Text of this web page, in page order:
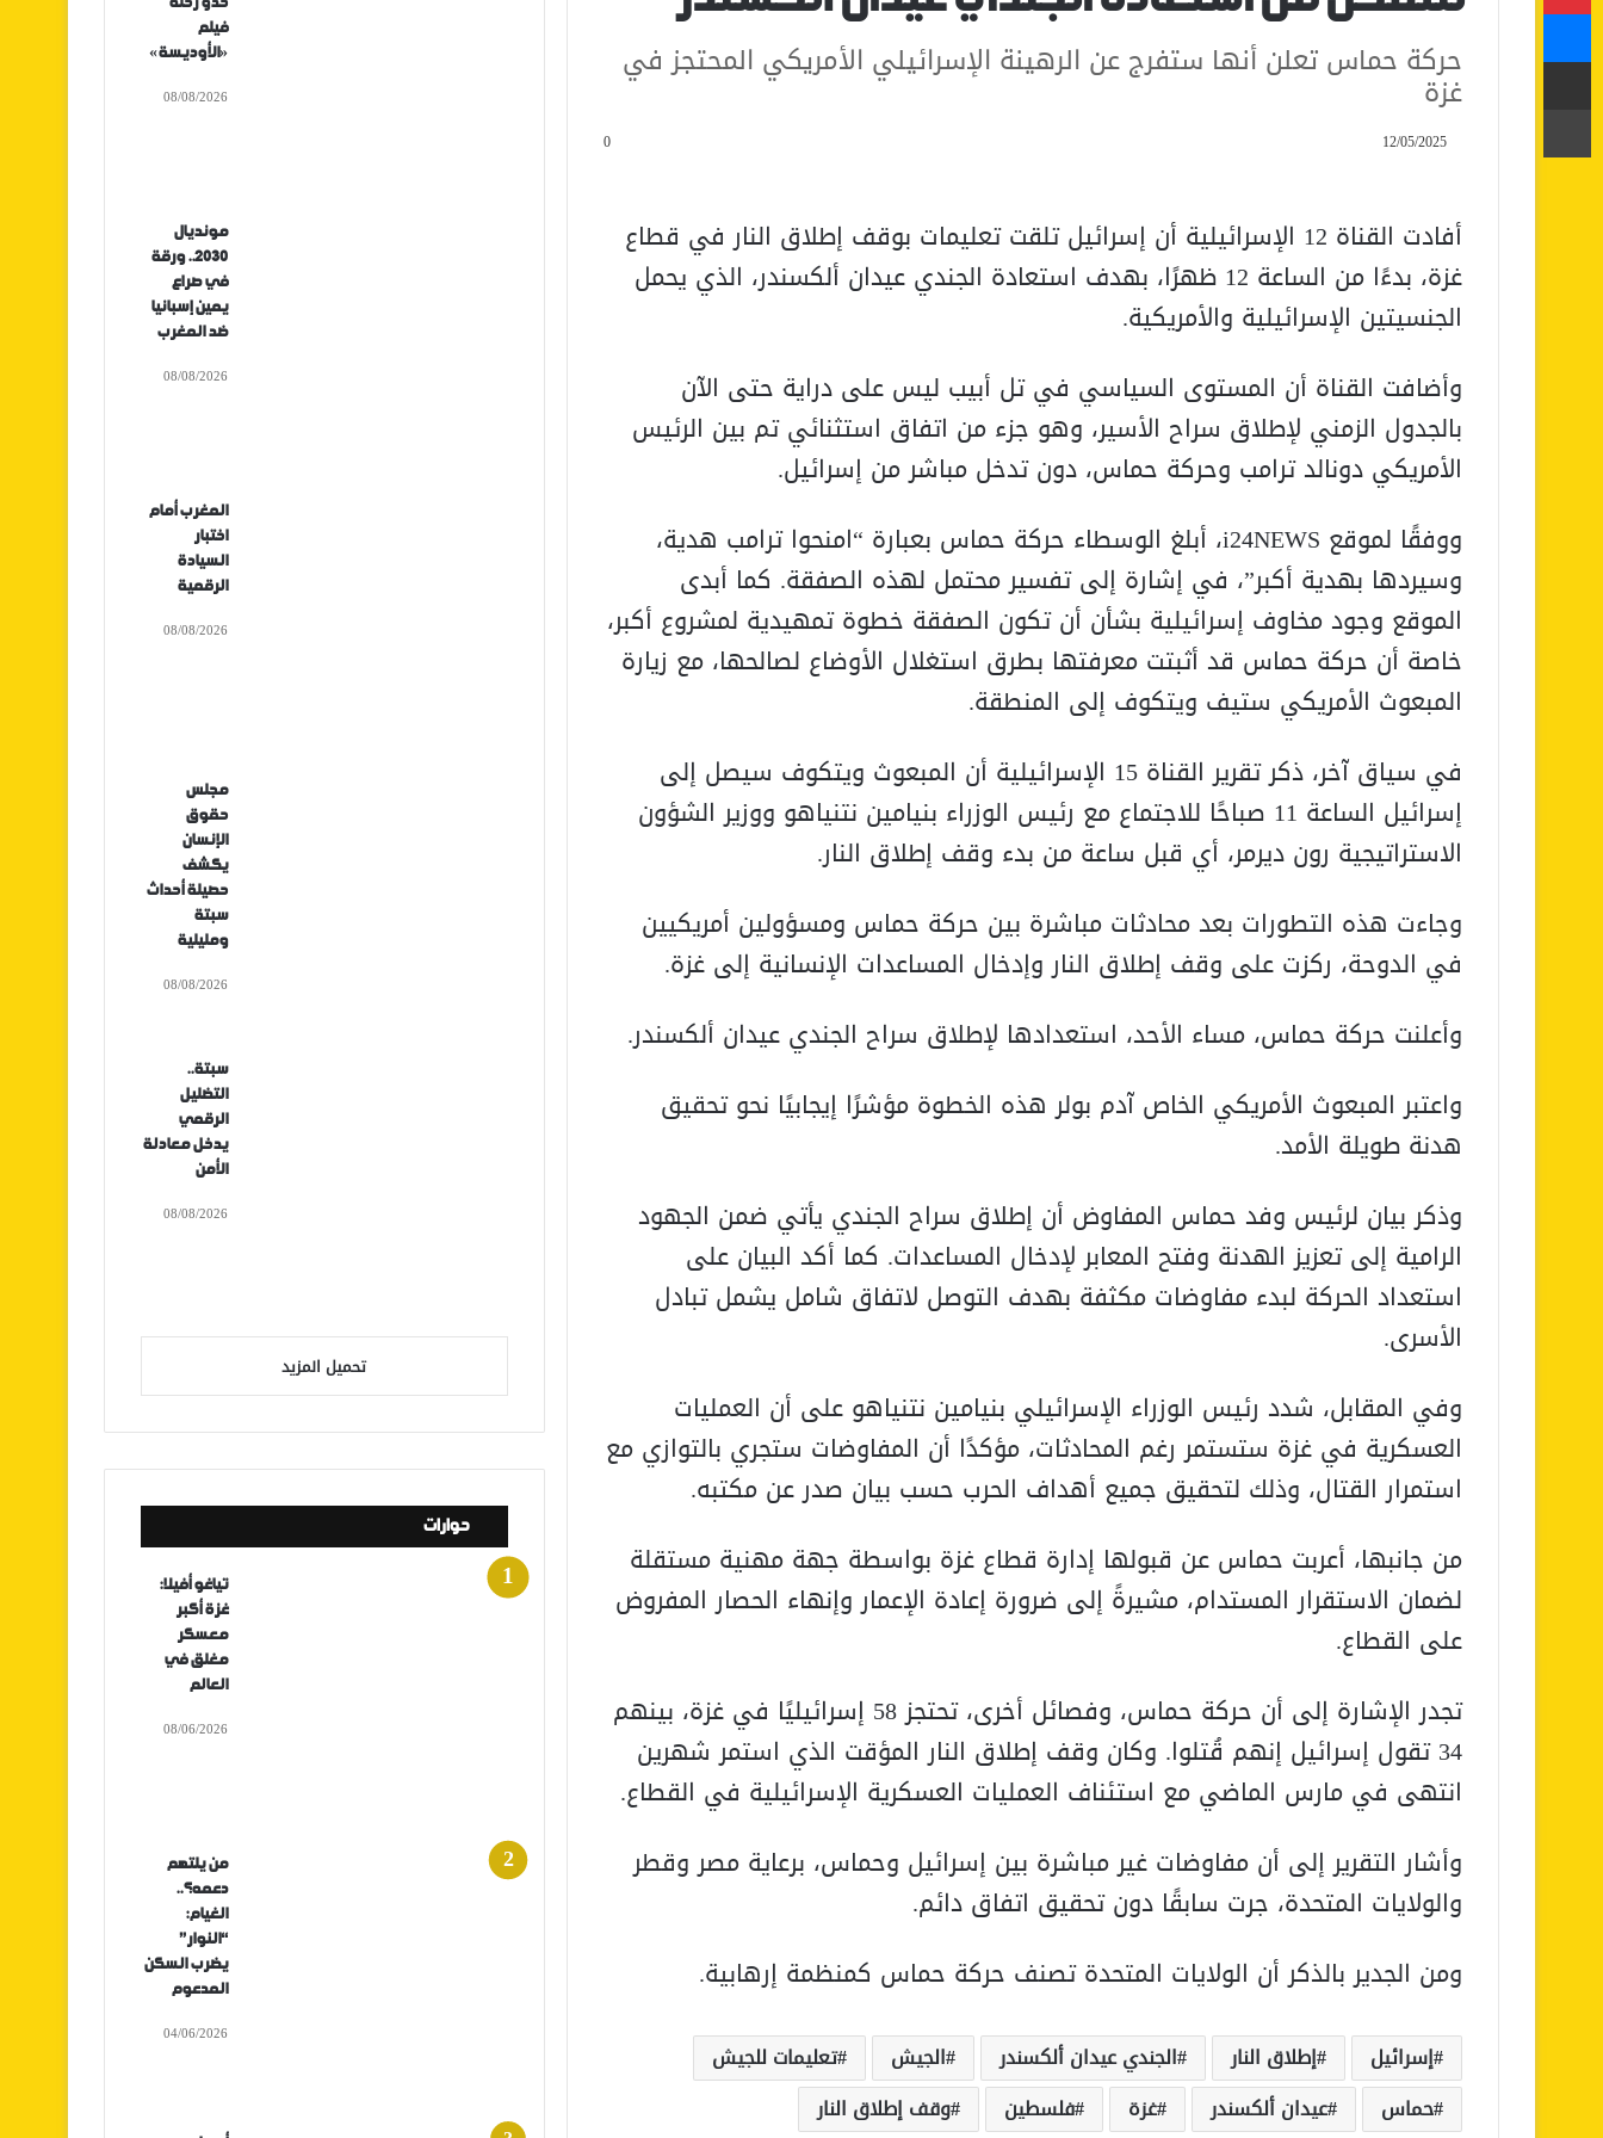
حركة حماس تعلن أنها ستفرج عن الرهينة الإسرائيلي الأمريكي المحتجز في
غزة
12/05/2025
0
أفادت القناة 12 الإسرائيلية أن إسرائيل تلقت تعليمات بوقف إطلاق النار في قطاع
غزة، بدءًا من الساعة 12 ظهرًا، بهدف استعادة الجندي عيدان ألكسندر، الذي يحمل
الجنسيتين الإسرائيلية والأمريكية.
وأضافت القناة أن المستوى السياسي في تل أبيب ليس على دراية حتى الآن
بالجدول الزمني لإطلاق سراح الأسير، وهو جزء من اتفاق استثنائي تم بين الرئيس
الأمريكي دونالد ترامب وحركة حماس، دون تدخل مباشر من إسرائيل.
ووفقًا لموقع i24NEWS، أبلغ الوسطاء حركة حماس بعبارة “امنحوا ترامب هدية،
وسيردها بهدية أكبر”، في إشارة إلى تفسير محتمل لهذه الصفقة. كما أبدى
الموقع وجود مخاوف إسرائيلية بشأن أن تكون الصفقة خطوة تمهيدية لمشروع أكبر،
خاصة أن حركة حماس قد أثبتت معرفتها بطرق استغلال الأوضاع لصالحها، مع زيارة
المبعوث الأمريكي ستيف ويتكوف إلى المنطقة.
في سياق آخر، ذكر تقرير القناة 15 الإسرائيلية أن المبعوث ويتكوف سيصل إلى
إسرائيل الساعة 11 صباحًا للاجتماع مع رئيس الوزراء بنيامين نتنياهو ووزير الشؤون
الاستراتيجية رون ديرمر، أي قبل ساعة من بدء وقف إطلاق النار.
وجاءت هذه التطورات بعد محادثات مباشرة بين حركة حماس ومسؤولين أمريكيين
في الدوحة، ركزت على وقف إطلاق النار وإدخال المساعدات الإنسانية إلى غزة.
وأعلنت حركة حماس، مساء الأحد، استعدادها لإطلاق سراح الجندي عيدان ألكسندر.
واعتبر المبعوث الأمريكي الخاص آدم بولر هذه الخطوة مؤشرًا إيجابيًا نحو تحقيق
هدنة طويلة الأمد.
وذكر بيان لرئيس وفد حماس المفاوض أن إطلاق سراح الجندي يأتي ضمن الجهود
الرامية إلى تعزيز الهدنة وفتح المعابر لإدخال المساعدات. كما أكد البيان على
استعداد الحركة لبدء مفاوضات مكثفة بهدف التوصل لاتفاق شامل يشمل تبادل
الأسرى.
وفي المقابل، شدد رئيس الوزراء الإسرائيلي بنيامين نتنياهو على أن العمليات
العسكرية في غزة ستستمر رغم المحادثات، مؤكدًا أن المفاوضات ستجري بالتوازي مع
استمرار القتال، وذلك لتحقيق جميع أهداف الحرب حسب بيان صدر عن مكتبه.
من جانبها، أعربت حماس عن قبولها إدارة قطاع غزة بواسطة جهة مهنية مستقلة
لضمان الاستقرار المستدام، مشيرةً إلى ضرورة إعادة الإعمار وإنهاء الحصار المفروض
على القطاع.
تجدر الإشارة إلى أن حركة حماس، وفصائل أخرى، تحتجز 58 إسرائيليًا في غزة، بينهم
34 تقول إسرائيل إنهم قُتلوا. وكان وقف إطلاق النار المؤقت الذي استمر شهرين
انتهى في مارس الماضي مع استئناف العمليات العسكرية الإسرائيلية في القطاع.
وأشار التقرير إلى أن مفاوضات غير مباشرة بين إسرائيل وحماس، برعاية مصر وقطر
والولايات المتحدة، جرت سابقًا دون تحقيق اتفاق دائم.
ومن الجدير بالذكر أن الولايات المتحدة تصنف حركة حماس كمنظمة إرهابية.
إسرائيل إطلاق النار الجندي عيدان ألكسندر الجيش
تعليمات للجيش
حماس
عيدان ألكسندر غزة فلسطين وقف إطلاق النار
فيلم
«الأوديسة»
08/08/2026
مونديال
2030.. ورقة
في صراع
يمين إسبانيا
ضد المغرب
08/08/2026
المغرب أمام
اختبار
السيادة
الرقمية
08/08/2026
مجلس
حقوق
الإنسان
يكشف
حصيلة أحداث
سبتة
ومليلية
08/08/2026
سبتة..
التضليل
الرقمي
يدخل معادلة
الأمن
08/08/2026
تحميل المزيد
حوارات
تياغو أفيلا:
غزة أكبر
معسكر
مغلق في
العالم
08/06/2026
من يلتهم
دعمه؟..
الغيام:
“النوار”
يضرب السكن
المدعوم
04/06/2026